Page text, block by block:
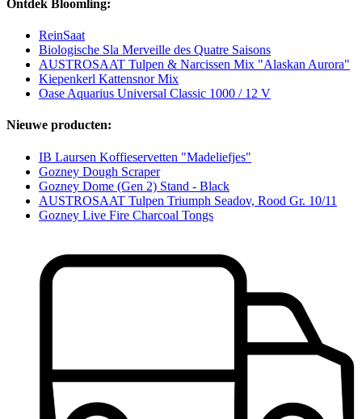
Ontdek Bloomling:
ReinSaat
Biologische Sla Merveille des Quatre Saisons
AUSTROSAAT Tulpen & Narcissen Mix "Alaskan Aurora"
Kiepenkerl Kattensnor Mix
Oase Aquarius Universal Classic 1000 / 12 V
Nieuwe producten:
IB Laursen Koffieservetten "Madeliefjes"
Gozney Dough Scraper
Gozney Dome (Gen 2) Stand - Black
AUSTROSAAT Tulpen Triumph Seadov, Rood Gr. 10/11
Gozney Live Fire Charcoal Tongs